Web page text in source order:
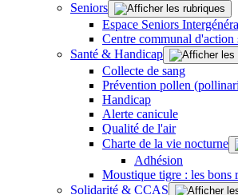
Seniors
Espace Seniors
Centre communal
Santé & Handicap
Collecte de sang
Prévention pollen
Handicap
Alerte canicule
Qualité de l'air
Charte de la vie nocturne
Adhésion
Moustique tigre : les bons
Solidarité & CCAS